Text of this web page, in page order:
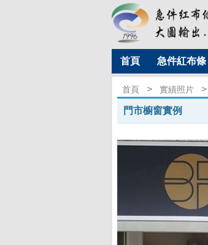
首頁 急件紅布條
首頁 > 實績照片 >
門市櫥窗實例